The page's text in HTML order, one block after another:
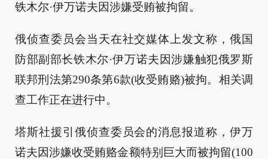
铁木尔·伊万诺夫因涉嫌受贿被拘留。
俄侦查委员会当天在社交媒体上发文称，俄国
防部副部长铁木尔·伊万诺夫因涉嫌触犯俄罗斯
联邦刑法第290条第6款(收受贿赂)被拘。相关调
查工作正在进行中。
塔斯社援引俄侦查委员会的消息报道称，伊万
诺夫因涉嫌收受贿赂金额特别巨大而被拘留(100